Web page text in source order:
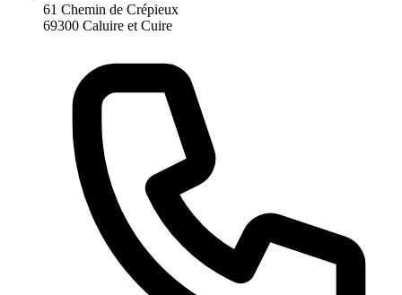
61 Chemin de Crépieux
69300 Caluire et Cuire